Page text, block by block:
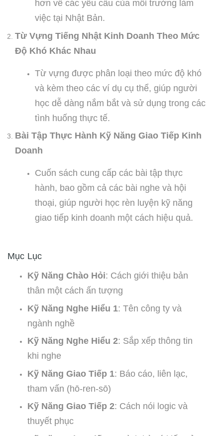
hơn về các yêu cầu của môi trường làm
việc tại Nhật Bản.
Từ Vựng Tiếng Nhật Kinh Doanh Theo Mức
Độ Khó Khác Nhau
Từ vựng được phân loại theo mức độ khó
và kèm theo các ví dụ cụ thể, giúp người
học dễ dàng nắm bắt và sử dụng trong các
tình huống thực tế.
Bài Tập Thực Hành Kỹ Năng Giao Tiếp Kinh
Doanh
Cuốn sách cung cấp các bài tập thực
hành, bao gồm cả các bài nghe và hội
thoại, giúp người học rèn luyện kỹ năng
giao tiếp kinh doanh một cách hiệu quả.
Mục Lục
Kỹ Năng Chào Hỏi: Cách giới thiệu bản
thân một cách ấn tượng
Kỹ Năng Nghe Hiểu 1: Tên công ty và
ngành nghề
Kỹ Năng Nghe Hiểu 2: Sắp xếp thông tin
khi nghe
Kỹ Năng Giao Tiếp 1: Báo cáo, liên lạc,
tham vấn (hō-ren-sō)
Kỹ Năng Giao Tiếp 2: Cách nói logic và
thuyết phục